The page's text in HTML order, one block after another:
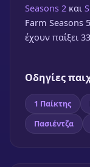
Solitaire
★
Seasons 2 και
Farm Seasons
έχουν παίξει
Οδηγίες
1 Παίκτης
Πασιέντζα